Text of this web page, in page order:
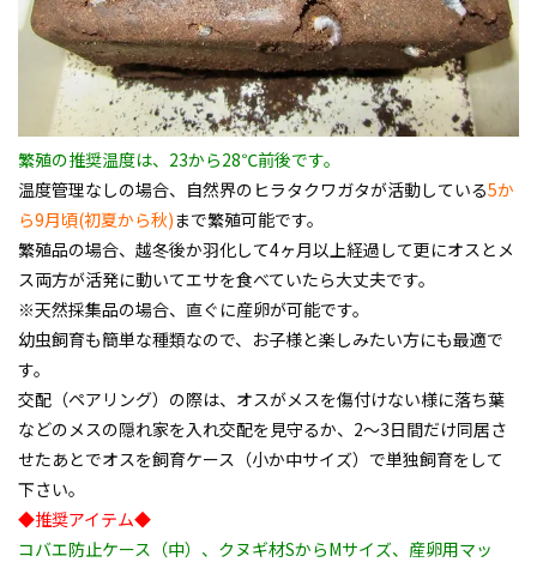
繁殖の推奨温度は、23から28℃前後です。
温度管理なしの場合、自然界のヒラタクワガタが活動している5か
ら9月頃(初夏から秋)まで繁殖可能です。
繁殖品の場合、越冬後か羽化して4ヶ月以上経過して更にオスとメ
ス両方が活発に動いてエサを食べていたら大丈夫です。
※天然採集品の場合、直ぐに産卵が可能です。
幼虫飼育も簡単な種類なので、お子様と楽しみたい方にも最適で
す。
交配（ペアリング）の際は、オスがメスを傷付けない様に落ち葉
などのメスの隠れ家を入れ交配を見守るか、2～3日間だけ同居さ
せたあとでオスを飼育ケース（小か中サイズ）で単独飼育をして
下さい。
◆推奨アイテム◆
コバエ防止ケース（中）、クヌギ材SからMサイズ、産卵用マッ